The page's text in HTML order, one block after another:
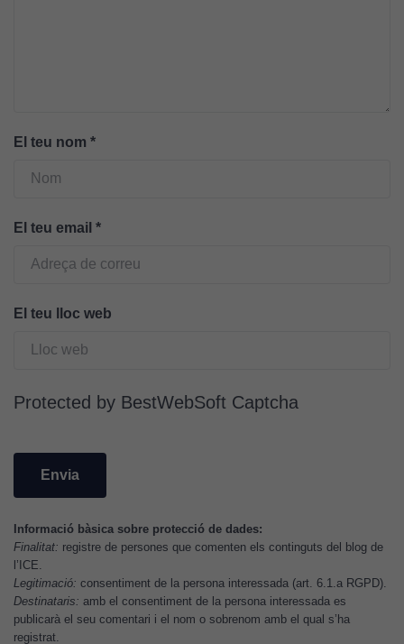
El teu nom *
El teu email *
El teu lloc web
Protected by BestWebSoft Captcha
Informació bàsica sobre protecció de dades:
Finalitat: registre de persones que comenten els continguts del blog de
l’ICE.
Legitimació: consentiment de la persona interessada (art. 6.1.a RGPD).
Destinataris: amb el consentiment de la persona interessada es
publicarà el seu comentari i el nom o sobrenom amb el qual s’ha
registrat.
Cookies
Són
necessàries
lloc web
funcioni.